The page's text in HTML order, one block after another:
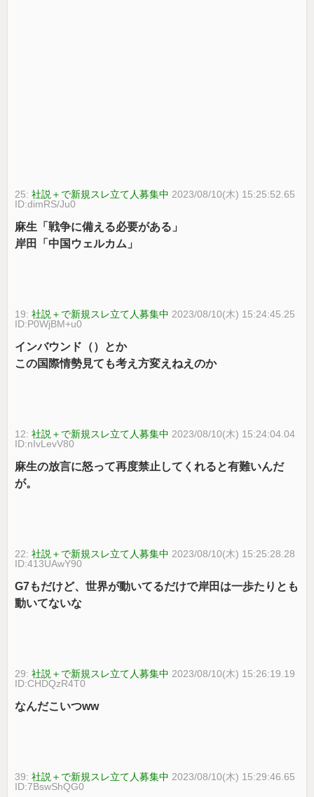
25:社説＋で新規スレ立て人募集中 2023/08/10(木) 15:25:52.65
ID:dimRS/Ju0
麻生「戦争に備える必要がある」
岸田「中国ウェルカム」
19:社説＋で新規スレ立て人募集中 2023/08/10(木) 15:24:45.25
ID:P0WjBM+u0
インバウンド（）とか
この国際情勢見ても考え方変えねえのか
12:社説＋で新規スレ立て人募集中 2023/08/10(木) 15:24:04.04
ID:nIvLevV80
麻生の放言に怒って再度禁止してくれると有難いんだ
が。
22:社説＋で新規スレ立て人募集中 2023/08/10(木) 15:25:28.28
ID:413UAwY90
G7もだけど、世界が動いてるだけで岸田は一歩たりとも
動いてないな
29:社説＋で新規スレ立て人募集中 2023/08/10(木) 15:26:19.19
ID:CHDQzR4T0
なんだこいつww
39:社説＋で新規スレ立て人募集中 2023/08/10(木) 15:29:46.65
ID:7BswShQG0